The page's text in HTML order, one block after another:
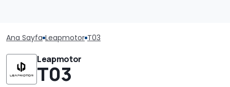
Ana Sayfa Leapmotor T03
Leapmotor
T03